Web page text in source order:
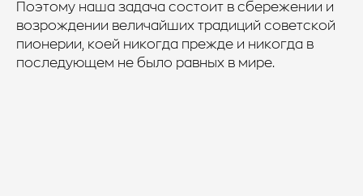
Поэтому наша задача состоит в сбережении и
возрождении величайших традиций советской
пионерии, коей никогда прежде и никогда в
последующем не было равных в мире.